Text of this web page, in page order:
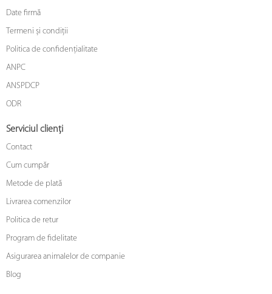
Date firmă
Termeni și condiții
Politica de confidențialitate
ANPC
ANSPDCP
ODR
Serviciul clienți
Contact
Cum cumpăr
Metode de plată
Livrarea comenzilor
Politica de retur
Program de fidelitate
Asigurarea animalelor de companie
Blog